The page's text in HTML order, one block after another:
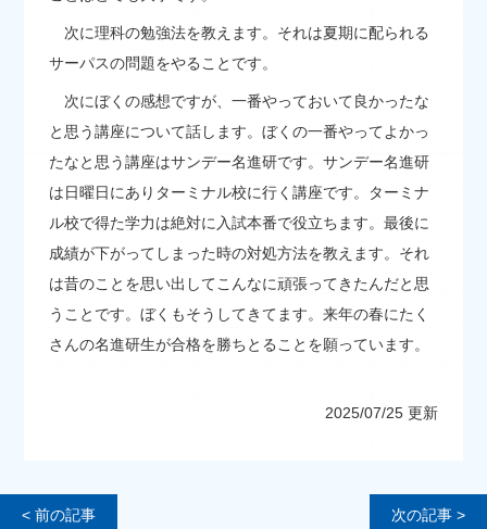
次に理科の勉強法を教えます。それは夏期に配られる
サーパスの問題をやることです。
次にぼくの感想ですが、一番やっておいて良かったな
と思う講座について話します。ぼくの一番やってよかっ
たなと思う講座はサンデー名進研です。サンデー名進研
は日曜日にありターミナル校に行く講座です。ターミナ
ル校で得た学力は絶対に入試本番で役立ちます。最後に
成績が下がってしまった時の対処方法を教えます。それ
は昔のことを思い出してこんなに頑張ってきたんだと思
うことです。ぼくもそうしてきてます。来年の春にたく
さんの名進研生が合格を勝ちとることを願っています。
2025/07/25 更新
< 前の記事 次の記事 >